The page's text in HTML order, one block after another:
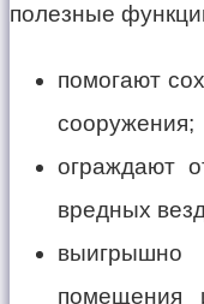
полезные
помогают
сооружения;
ограждают
вредных
выигрышно
помещения